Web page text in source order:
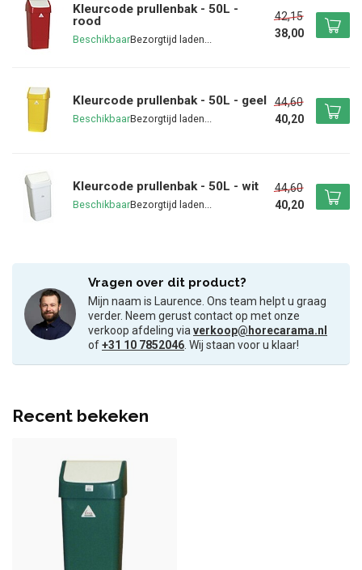
Kleurcode prullenbak - 50L -
rood
Beschikbaar
42,15
38,00
Kleurcode prullenbak - 50L - geel
Beschikbaar
44,60
40,20
Kleurcode prullenbak - 50L - wit
Beschikbaar
44,60
40,20
Vragen over dit product?
Mijn naam is Laurence. Ons team helpt u graag
verder. Neem gerust contact op met onze
verkoop afdeling viaverkoop@horecarama.nl
of+31 10 7852046. Wij staan voor u klaar!
Recent bekeken